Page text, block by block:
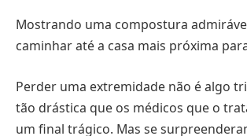
Mostrando uma compostura
caminhar até a casa mais próxima
Perder uma extremidade não é algo
tão drástica que os médicos que o
um final trágico. Mas se